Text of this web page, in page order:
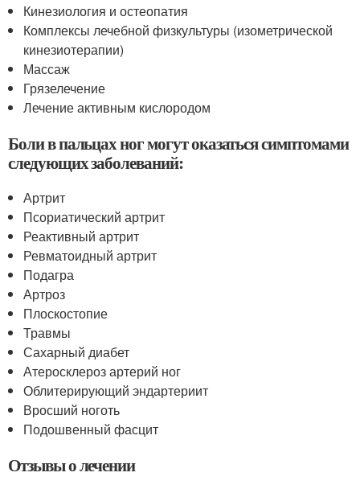
Кинезиология и остеопатия
Комплексы лечебной физкультуры (изометрической
кинезиотерапии)
Массаж
Грязелечение
Лечение активным кислородом
Боли в пальцах ног могут оказаться симптомами
следующих заболеваний:
Артрит
Псориатический артрит
Реактивный артрит
Ревматоидный артрит
Подагра
Артроз
Плоскостопие
Травмы
Сахарный диабет
Атеросклероз артерий ног
Облитерирующий эндартериит
Вросший ноготь
Подошвенный фасцит
Отзывы о лечении